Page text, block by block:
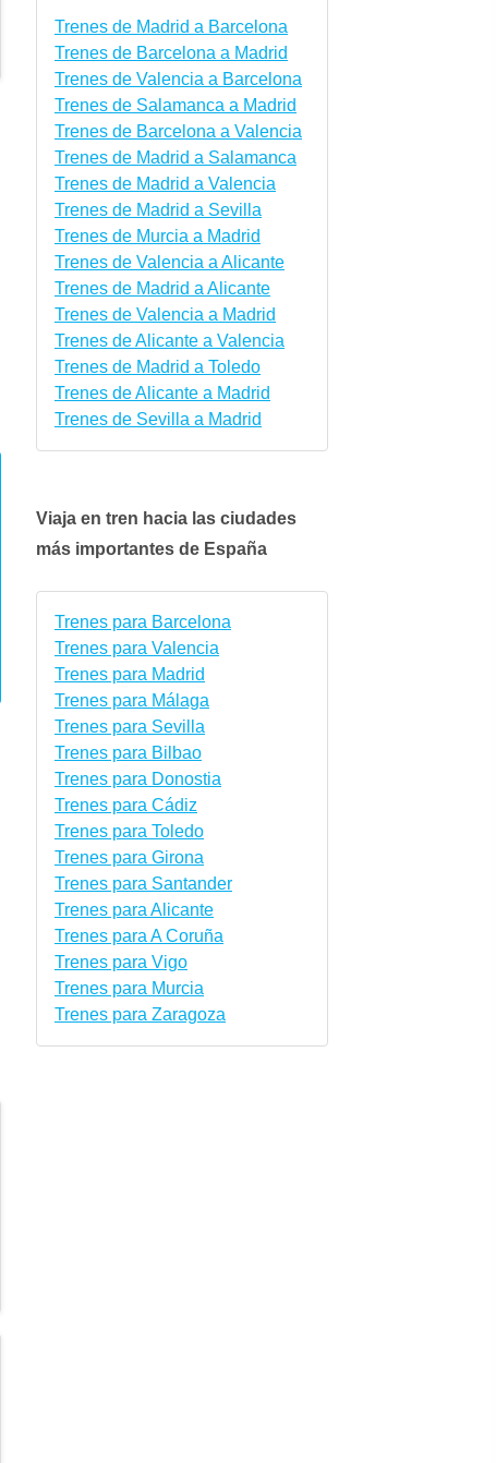
7 oct.
jue.
8 oct.
vie.
9 oct.
Trenes de Madrid a Barcelona
Trenes de Barcelona a Madrid
Trenes de Valencia a Barcelona
Trenes de Salamanca a Madrid
Trenes de Barcelona a Valencia
Trenes de Madrid a Salamanca
Trenes de Madrid a Valencia
Trenes de Madrid a Sevilla
Trenes de Murcia a Madrid
Trenes de Valencia a Alicante
Trenes de Madrid a Alicante
Trenes de Valencia a Madrid
Trenes de Alicante a Valencia
Trenes de Madrid a Toledo
Trenes de Alicante a Madrid
Trenes de Sevilla a Madrid
Viaja en tren hacia las ciudades
más importantes de España
Trenes para Barcelona
Trenes para Valencia
Trenes para Madrid
Trenes para Málaga
Trenes para Sevilla
Trenes para Bilbao
Trenes para Donostia
Trenes para Cádiz
Trenes para Toledo
Trenes para Girona
Trenes para Santander
Trenes para Alicante
Trenes para A Coruña
Trenes para Vigo
Trenes para Murcia
Trenes para Zaragoza